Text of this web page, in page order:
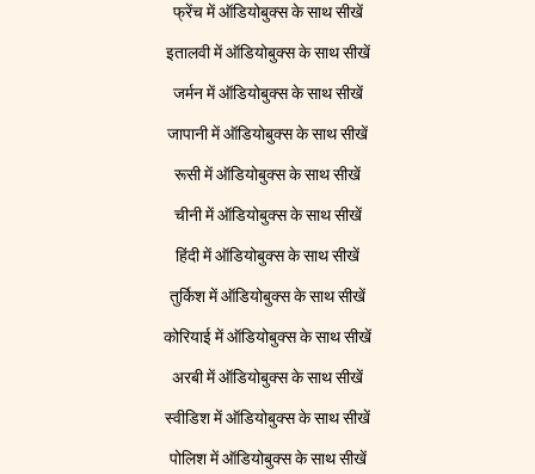
फ्रेंच में ऑडियोबुक्स के साथ सीखें
इतालवी में ऑडियोबुक्स के साथ सीखें
जर्मन में ऑडियोबुक्स के साथ सीखें
जापानी में ऑडियोबुक्स के साथ सीखें
रूसी में ऑडियोबुक्स के साथ सीखें
चीनी में ऑडियोबुक्स के साथ सीखें
हिंदी में ऑडियोबुक्स के साथ सीखें
तुर्किश में ऑडियोबुक्स के साथ सीखें
कोरियाई में ऑडियोबुक्स के साथ सीखें
अरबी में ऑडियोबुक्स के साथ सीखें
स्वीडिश में ऑडियोबुक्स के साथ सीखें
पोलिश में ऑडियोबुक्स के साथ सीखें